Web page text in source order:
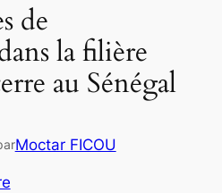
de
la filière
au Sénégal
Moctar FICOU